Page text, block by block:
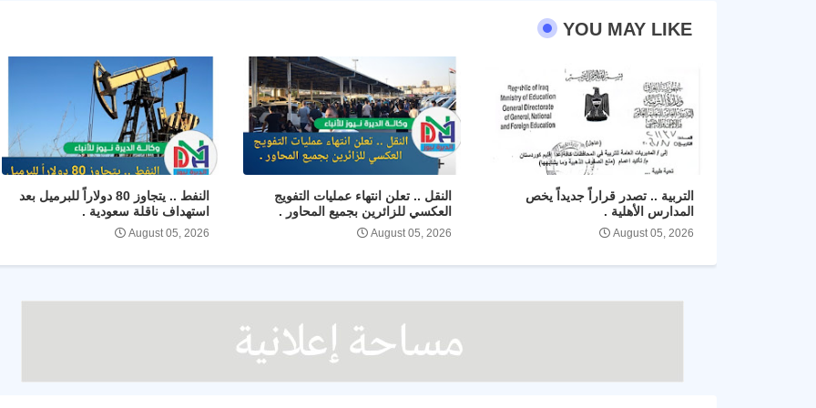
YOU MAY LIKE
التربية .. تصدر قراراً جديداً يخص
المدارس الأهلية .
August 05, 2026
النقل .. تعلن انتهاء عمليات التفويج
العكسي للزائرين بجميع المحاور .
August 05, 2026
النفط .. يتجاوز 80 دولاراً للبرميل بعد
استهداف ناقلة سعودية .
August 05, 2026